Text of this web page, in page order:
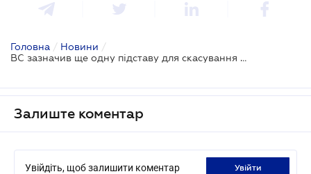
Головна / Новини /
ВС зазначив ще одну підставу для скасування штрафу у податковій сфері
Залиште коментар
Увійдіть, щоб залишити коментар увійти